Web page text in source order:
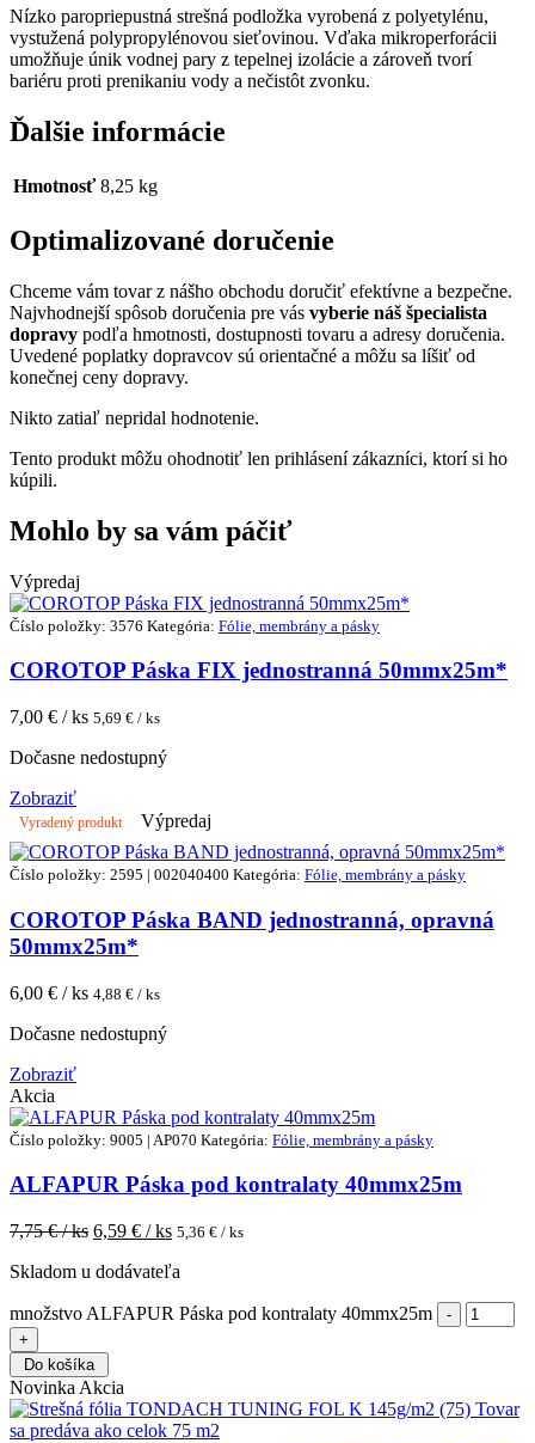
Nízko paropriepustná strešná podložka vyrobená z polyetylénu,
vystužená polypropylénovou sieťovinou. Vďaka mikroperforácii
umožňuje únik vodnej pary z tepelnej izolácie a zároveň tvorí
bariéru proti prenikaniu vody a nečistôt zvonku.
Ďalšie informácie
Hmotnosť 8,25 kg
Optimalizované doručenie
Chceme vám tovar z nášho obchodu doručiť efektívne a bezpečne.
Najvhodnejší spôsob doručenia pre vás vyberie náš špecialista
dopravy podľa hmotnosti, dostupnosti tovaru a adresy doručenia.
Uvedené poplatky dopravcov sú orientačné a môžu sa líšiť od
konečnej ceny dopravy.
Nikto zatiaľ nepridal hodnotenie.
Tento produkt môžu ohodnotiť len prihlásení zákazníci, ktorí si ho
kúpili.
Mohlo by sa vám páčiť
Výpredaj
Číslo položky: 3576 Kategória: Fólie, membrány a pásky
COROTOP Páska FIX jednostranná 50mmx25m*
7,00 € / ks 5,69 € / ks
Dočasne nedostupný
Zobraziť
Vyradený produkt Výpredaj
Číslo položky: 2595 | 002040400 Kategória: Fólie, membrány a pásky
COROTOP Páska BAND jednostranná, opravná
50mmx25m*
6,00 € / ks 4,88 € / ks
Dočasne nedostupný
Zobraziť
Akcia
Číslo položky: 9005 | AP070 Kategória: Fólie, membrány a pásky
ALFAPUR Páska pod kontralaty 40mmx25m
7,75€ / ks 6,59 € / ks 5,36 € / ks
Skladom u dodávateľa
množstvo ALFAPUR Páska pod kontralaty 40mmx25m
Do košíka
Novinka Akcia
Tovar
sa predáva ako celok 75 m2